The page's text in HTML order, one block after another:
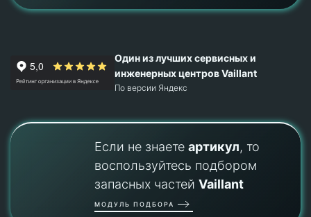
Один из лучших сервисных и
инженерных центров Vaillant
По версии Яндекс
Если не знаете артикул, то
воспользуйтесь подбором
запасных частей Vaillant
МОДУЛЬ ПОДБОРА